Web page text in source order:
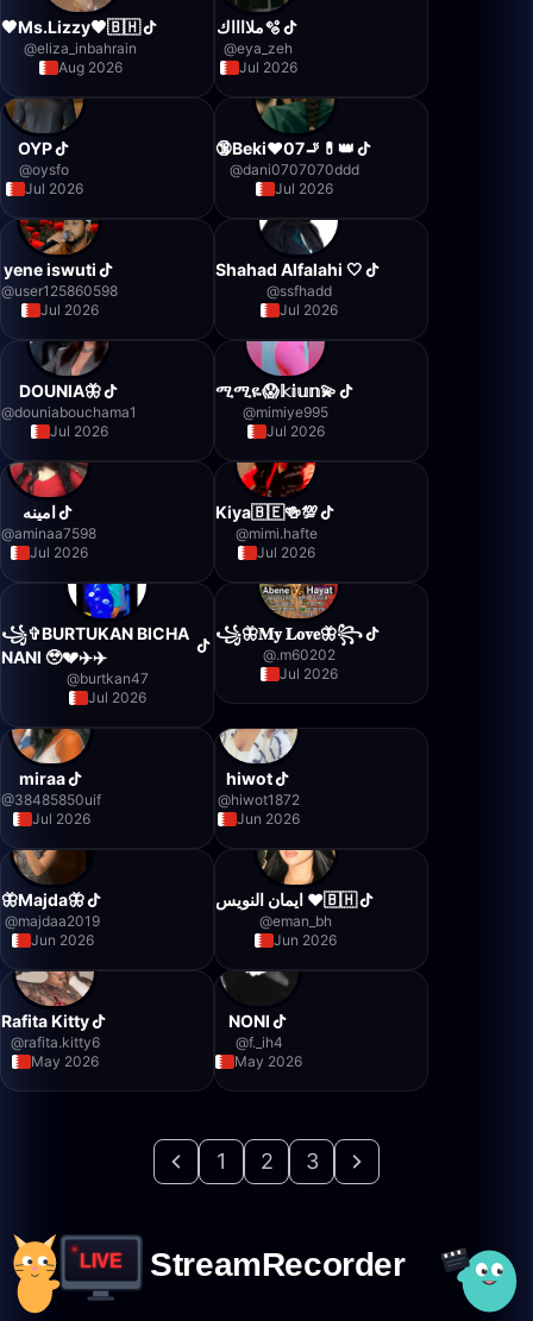
🖤Ms.Lizzy🖤🇧🇭
@eliza_inbahrain
Aug 2026
ملااااك🫧
@eya_zeh
Jul 2026
OYP
@oysfo
Jul 2026
🔞Beki❤07🚬💊👑
@dani0707070ddd
Jul 2026
yene iswuti
@user125860598
Jul 2026
Shahad Alfalahi 🤍
@ssfhadd
Jul 2026
DOUNIA🦋
@douniabouchama1
Jul 2026
ሚሚዬ😱𝕜𝕚𝕦𝕟💫
@mimiye995
Jul 2026
امينه
@aminaa7598
Jul 2026
Kiya🇧🇪🍻💯
@mimi.hafte
Jul 2026
꧁✞BURTUKAN BlCHA
NANl 🥹💔✈️✈️
@burtkan47
Jul 2026
꧁🦋𝐌𝐲 𝐋𝐨𝐯𝐞🦋꧂
@.m60202
Jul 2026
miraa
@38485850uif
Jul 2026
hiwot
@hiwot1872
Jun 2026
🦋Majda🦋
@majdaa2019
Jun 2026
ايمان النويس ♥️🇧🇭
@eman_bh
Jun 2026
Rafita Kitty
@rafita.kitty6
May 2026
NONI
@f._ih4
May 2026
1 2 3